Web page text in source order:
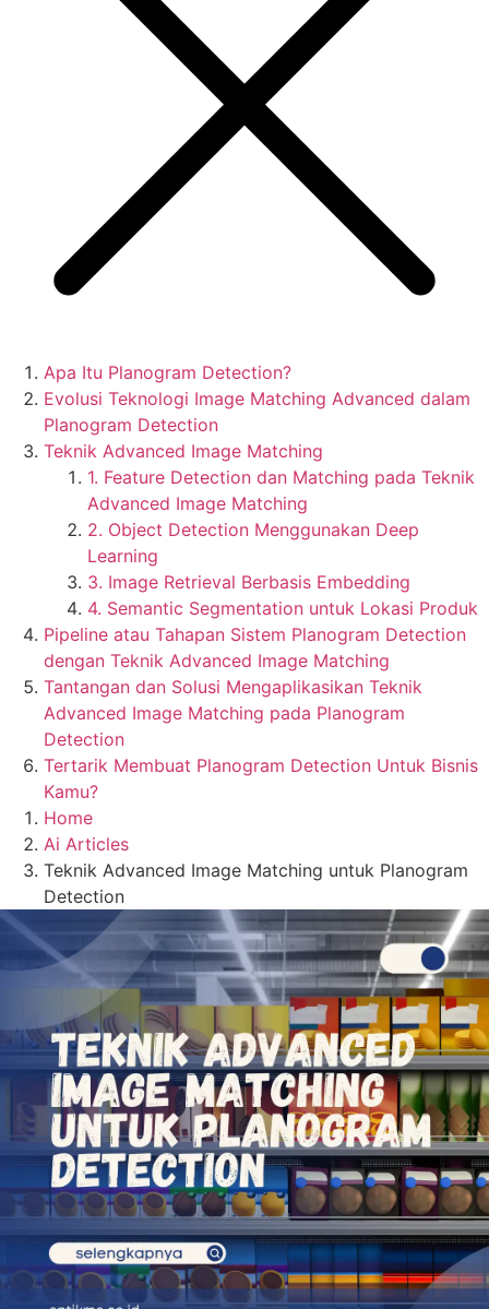
Apa Itu Planogram Detection?
Evolusi Teknologi Image Matching Advanced dalam
Planogram Detection
Teknik Advanced Image Matching
1. Feature Detection dan Matching pada Teknik
Advanced Image Matching
2. Object Detection Menggunakan Deep
Learning
3. Image Retrieval Berbasis Embedding
4. Semantic Segmentation untuk Lokasi Produk
Pipeline atau Tahapan Sistem Planogram Detection
dengan Teknik Advanced Image Matching
Tantangan dan Solusi Mengaplikasikan Teknik
Advanced Image Matching pada Planogram
Detection
Tertarik Membuat Planogram Detection Untuk Bisnis
Kamu?
Home
Ai Articles
Teknik Advanced Image Matching untuk Planogram
Detection